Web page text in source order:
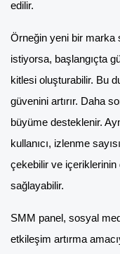
edilir.
Örneğin yeni bir marka
istiyorsa, başlangıçta
kitlesi oluşturabilir. Bu
güvenini artırır. Daha
büyüme desteklenir.
kullanıcı, izlenme
çekebilir ve içeriklerinin
sağlayabilir.
SMM panel, sosyal
etkileşim artırma